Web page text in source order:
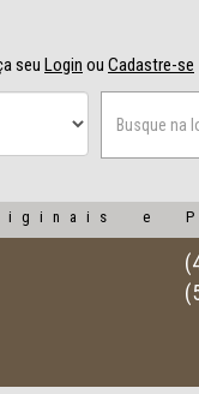
seu Login ou Cadastre-se
e